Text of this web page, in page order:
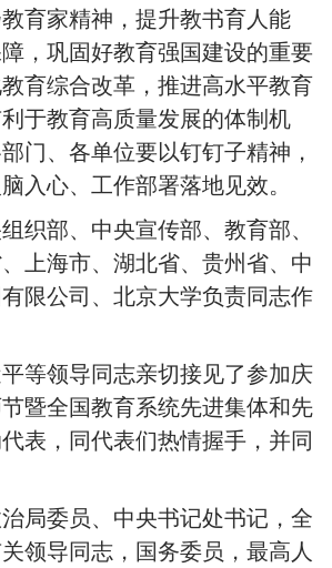
育家精神，提升教书育人能
，巩固好教育强国建设的重要
育综合改革，推进高水平教育
于教育高质量发展的体制机
门、各单位要以钉钉子精神，
入心、工作部署落地见效。
部、中央宣传部、教育部、
上海市、湖北省、贵州省、中
限公司、北京大学负责同志作
领导同志亲切接见了参加庆
暨全国教育系统先进集体和先
表，同代表们热情握手，并同
委员、中央书记处书记，全
领导同志，国务委员，最高人